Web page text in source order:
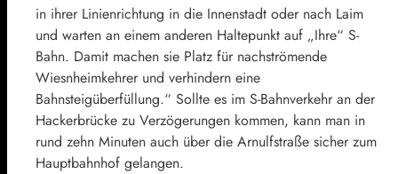
in ihrer Linienrichtung in die Innenstadt oder nach Laim
und warten an einem anderen Haltepunkt auf „Ihre“ S-
Bahn. Damit machen sie Platz für nachströmende
Wiesnheimkehrer und verhindern eine
Bahnsteigüberfüllung.“ Sollte es im S-Bahnverkehr an der
Hackerbrücke zu Verzögerungen kommen, kann man in
rund zehn Minuten auch über die Arnulfstraße sicher zum
Hauptbahnhof gelangen.